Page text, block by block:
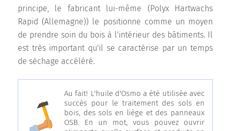
principe, le fabricant lui-même (Polyx Hartwachs
Rapid (Allemagne)) le positionne comme un moyen
de prendre soin du bois à l'intérieur des bâtiments. Il
est très important qu'il se caractérise par un temps
de séchage accéléré.
Au fait! L'huile d'Osmo a été utilisée avec
succès pour le traitement des sols en
bois, des sols en liège et des panneaux
OSB. En un mot, vous pouvez ouvrir